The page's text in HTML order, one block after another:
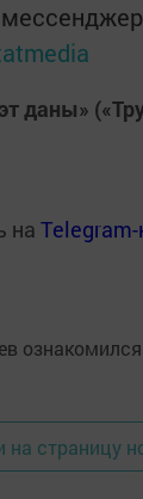
даны»
на
на страницу